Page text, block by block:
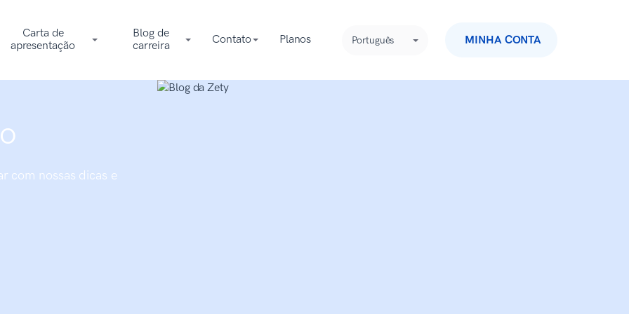
Carta de
apresentação
Blog de
carreira
Contato Planos Português MINHA CONTA
com nossas dicas e